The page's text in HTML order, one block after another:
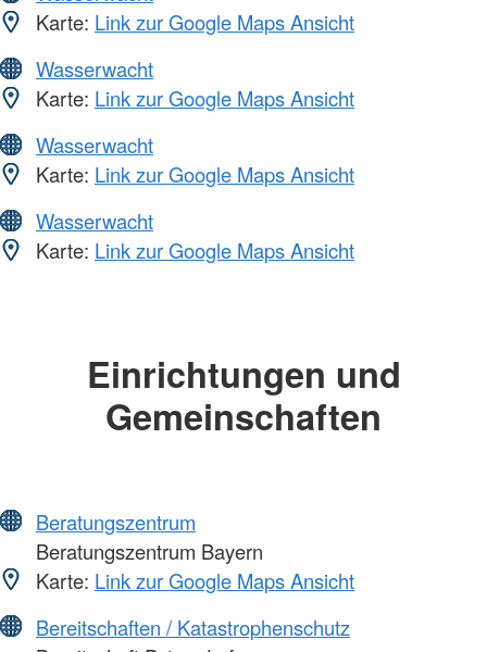
Karte: Link zur Google Maps Ansicht
Wasserwacht
Karte: Link zur Google Maps Ansicht
Wasserwacht
Karte: Link zur Google Maps Ansicht
Wasserwacht
Karte: Link zur Google Maps Ansicht
Einrichtungen und
Gemeinschaften
Beratungszentrum
Beratungszentrum Bayern
Karte: Link zur Google Maps Ansicht
Bereitschaften / Katastrophenschutz